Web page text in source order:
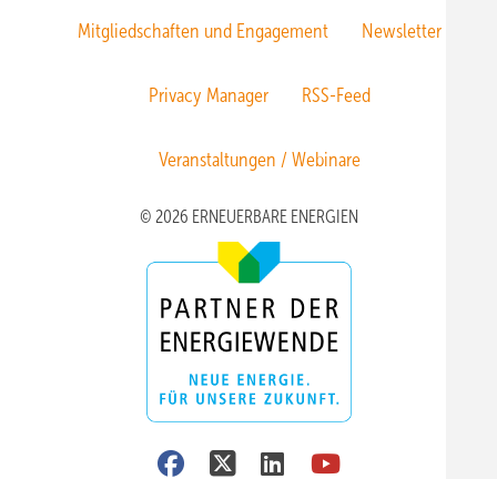
Mitgliedschaften und Engagement Newsletter
Privacy Manager RSS-Feed
Veranstaltungen / Webinare
© 2026 ERNEUERBARE ENERGIEN